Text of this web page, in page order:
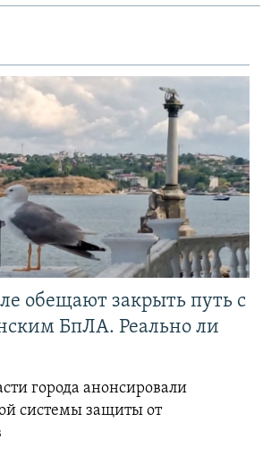
обещают закрыть путь с
БпЛА. Реально ли
города анонсировали
системы защиты от